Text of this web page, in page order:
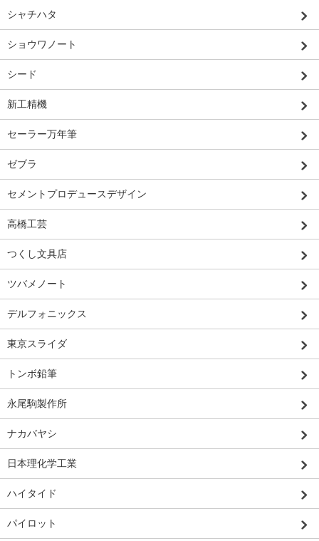
シャチハタ
ショウワノート
シード
新工精機
セーラー万年筆
ゼブラ
セメントプロデュースデザイン
高橋工芸
つくし文具店
ツバメノート
デルフォニックス
東京スライダ
トンボ鉛筆
永尾駒製作所
ナカバヤシ
日本理化学工業
ハイタイド
パイロット